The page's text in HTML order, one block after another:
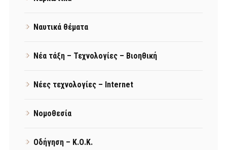
Ναυτικά θέματα
Νέα τάξη – Τεχνολογίες – Βιοηθική
Νέες τεχνολογίες – Internet
Νομοθεσία
Οδήγηση – Κ.Ο.Κ.